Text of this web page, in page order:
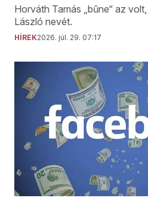
Horváth Tamás „bűne“ az
László nevét.
HÍREK2026. júl. 29. 07:17